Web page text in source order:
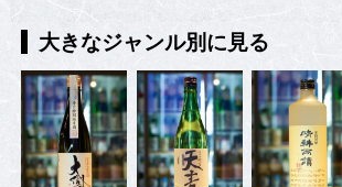
大きなジャンル別に見る